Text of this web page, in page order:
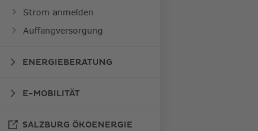
Strom anmelden
Auffangversorgung
ENERGIEBERATUNG
E-MOBILITÄT
SALZBURG ÖKOENERGIE
ÖFFNET